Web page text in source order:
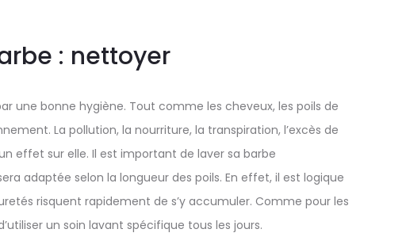
: nettoyer
une bonne hygiène. Tout comme les cheveux, les poils de
La pollution, la nourriture, la transpiration, l’excès de
effet sur elle. Il est important de laver sa barbe
adaptée selon la longueur des poils. En effet, il est logique
risquent rapidement de s’y accumuler. Comme pour les
un soin lavant spécifique tous les jours.